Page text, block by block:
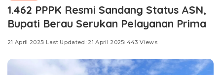
1.462 PPPK Resmi Sandang Status ASN,
Bupati Berau Serukan Pelayanan Prima
21 April 2025 Last Updated: 21 April 2025 443 Views